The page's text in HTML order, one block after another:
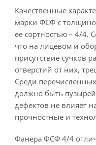
Качественные
марки ФСФ с
ее сортностью – 4/4.
что на лицевом и
присутствие сучков
отверстий от них,
Среди
должно быть
дефектов не влияет
прочностные и
Фанера ФСФ 4/4